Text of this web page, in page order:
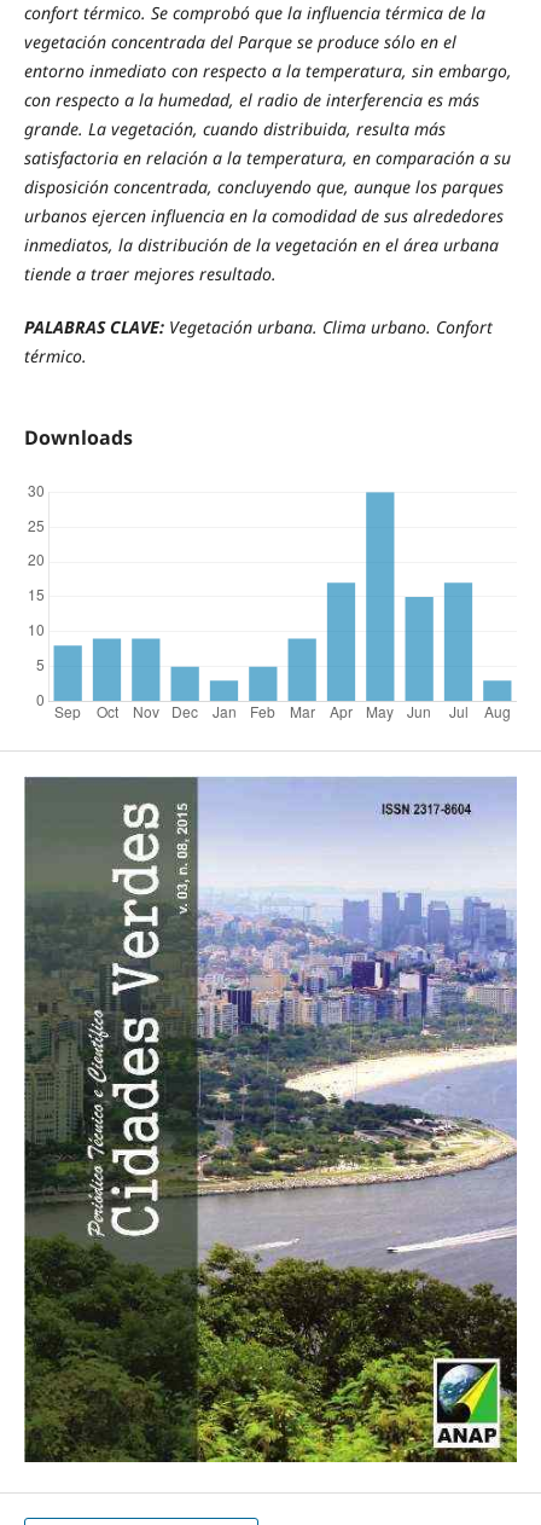
confort térmico. Se comprobó que la influencia térmica de la
vegetación concentrada del Parque se produce sólo en el
entorno inmediato con respecto a la temperatura, sin embargo,
con respecto a la humedad, el radio de interferencia es más
grande. La vegetación, cuando distribuida, resulta más
satisfactoria en relación a la temperatura, en comparación a su
disposición concentrada, concluyendo que, aunque los parques
urbanos ejercen influencia en la comodidad de sus alrededores
inmediatos, la distribución de la vegetación en el área urbana
tiende a traer mejores resultado.
PALABRAS CLAVE:Vegetación urbana. Clima urbano. Confort
térmico.
Downloads